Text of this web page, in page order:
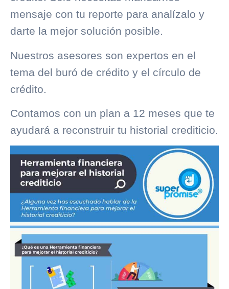
mensaje con tu reporte para analízalo y
darte la mejor solución posible.
Nuestros asesores son expertos en el
tema del buró de crédito y el círculo de
crédito.
Contamos con un plan a 12 meses que te
ayudará a reconstruir tu historial crediticio.